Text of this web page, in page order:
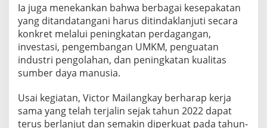
Ia juga menekankan bahwa berbagai kesepakatan
yang ditandatangani harus ditindaklanjuti secara
konkret melalui peningkatan perdagangan,
investasi, pengembangan UMKM, penguatan
industri pengolahan, dan peningkatan kualitas
sumber daya manusia.
Usai kegiatan, Victor Mailangkay berharap kerja
sama yang telah terjalin sejak tahun 2022 dapat
terus berlanjut dan semakin diperkuat pada tahun-